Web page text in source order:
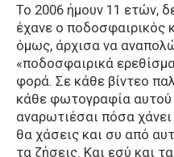
Το 2006 ήμουν 11 ετών,
έχανε ο
όμως, άρχισα να
«ποδοσφαιρικά
φορά. Σε κάθε βίντεο
κάθε φωτογραφία αυτού
αναρωτιέσαι πόσα
θα χάσεις και συ από
τα ζήσεις. Και εσύ και